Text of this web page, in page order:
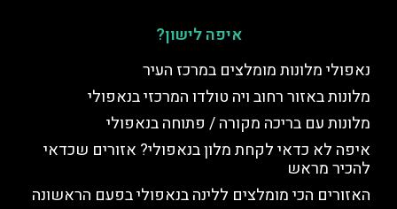
איפה לישון?
נאפולי מלונות מומלצים במרכז העיר
מלונות באזור רחוב ויה טולדו המרכזי בנאפולי
מלונות עם בריכה מקורה / פתוחה בנאפולי
איפה לא כדאי לקחת מלון בנאפולי? אזורים שכדאי
להכיר מראש
האזורים הכי מומלצים ללינה בנאפולי בפעם הראשונה